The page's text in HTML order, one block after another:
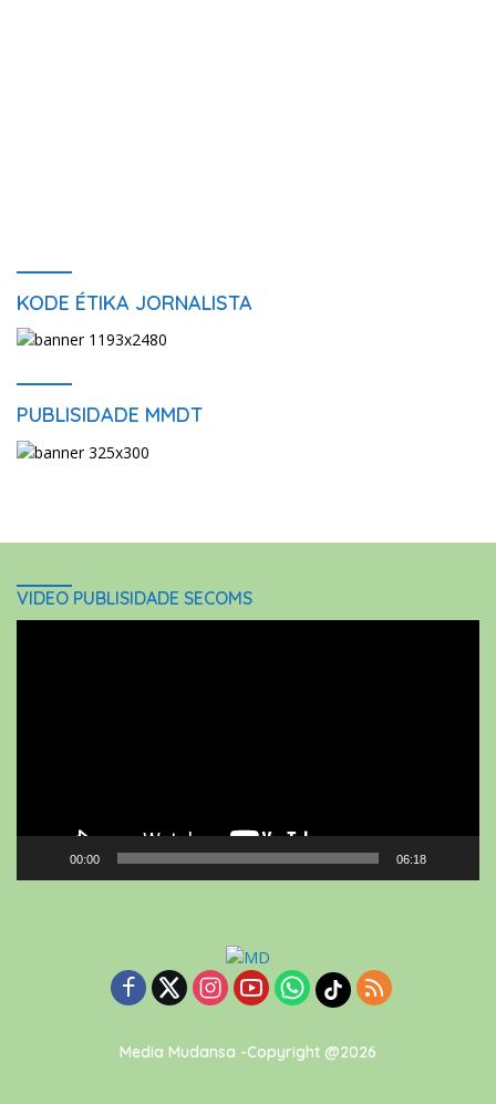
KODE ÉTIKA JORNALISTA
PUBLISIDADE MMDT
VIDEO PUBLISIDADE SECOMS
00:00 06:18
Media Mudansa -Copyright @2026